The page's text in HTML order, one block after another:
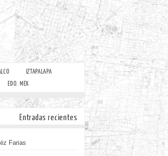
IZTAPALAPA
EDO. MEX
Entradas recientes
Farias